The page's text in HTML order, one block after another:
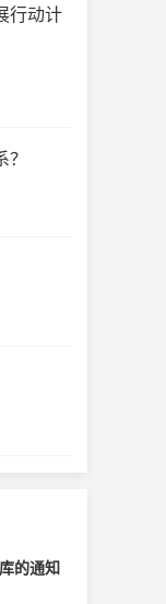
行动计
的通知